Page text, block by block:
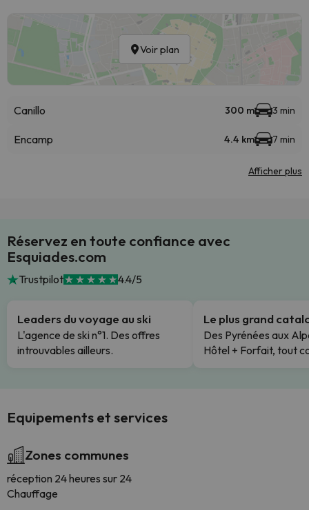
Voir plan
Canillo 300 m 3 min
Encamp 4.4 km 7 min
Afficher plus
Réservez en toute confiance avec
Esquiades.com
Trustpilot 4.4/5
Leaders du voyage au ski
L'agence de ski n°1. Des offres
introuvables ailleurs.
Le plus grand
Des Pyrénées aux
Hôtel + Forfait, tout
Equipements et services
Zones communes
réception 24 heures sur 24
Chauffage